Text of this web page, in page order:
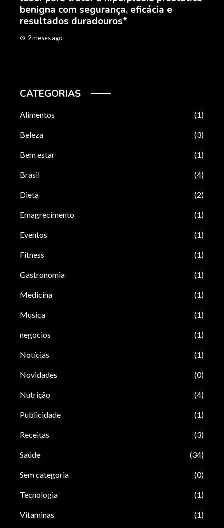
benigna com segurança, eficácia e
resultados duradouros*
2 meses ago
CATEGORIAS
Alimentos (1)
Beleza (3)
Bem estar (1)
Brasil (4)
Dieta (2)
Emagrecimento (1)
Eventos (1)
Fitness (1)
Gastronomia (1)
Medicina (1)
Musica (1)
negocios (1)
Notícias (1)
Novidades (0)
Nutrição (4)
Publicidade (1)
Receitas (3)
Saúde (34)
Sem categoria (0)
Tecnologia (1)
Vitaminas (1)